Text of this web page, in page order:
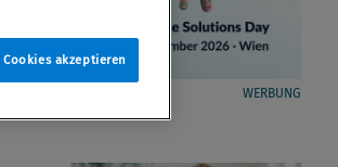
WERBUNG
Cookies akzeptieren